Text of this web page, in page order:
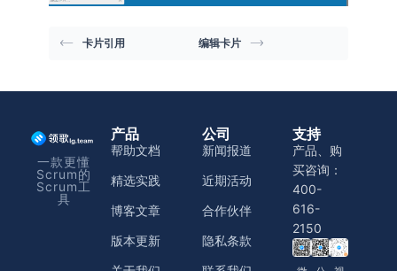
卡片引用 编辑卡片
一款更懂
Scrum的
Scrum工
具
产品
帮助文档
精选实践
博客文章
版本更新
公司
新闻报道
近期活动
合作伙伴
隐私条款
支持
产品、购
买咨询：
400-
616-
2150